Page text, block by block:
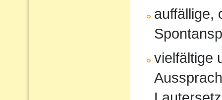
auffällige,
vielfältige